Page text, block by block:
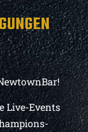
Live-Events